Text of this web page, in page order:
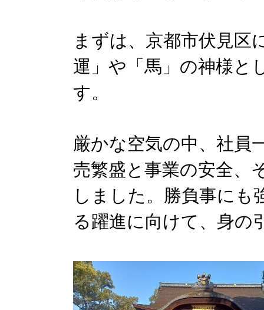
まずは、京都市伏見区
運」や「馬」の神様と
す。
厳かな空気の中、社員
売繁盛と事業の安全、
しました。勝負事にも
る躍進に向けて、身の